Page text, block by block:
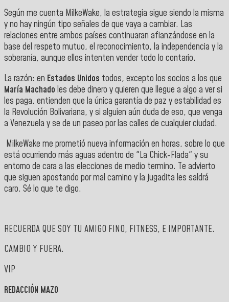
Según me cuenta MilkeWake, la estrategia sigue siendo la misma
y no hay ningún tipo señales de que vaya a cambiar. Las
relaciones entre ambos países continuaran afianzándose en la
base del respeto mutuo, el reconocimiento, la independencia y la
soberanía, aunque ellos intenten vender todo lo contario.
La razón: en Estados Unidos todos, excepto los socios a los que
María Machado les debe dinero y quieren que llegue a algo a ver si
les paga, entienden que la única garantía de paz y estabilidad es
la Revolución Bolivariana, y si alguien aún duda de eso, que venga
a Venezuela y se de un paseo por las calles de cualquier ciudad.
MilkeWake me prometió nueva información en horas, sobre lo que
está ocurriendo más aguas adentro de "La Chick-Flada" y su
entorno de cara a las elecciones de medio termino. Te advierto
que siguen apostando por mal camino y la jugadita les saldrá
caro. Sé lo que te digo.
RECUERDA QUE SOY TU AMIGO FINO, FITNESS, E IMPORTANTE.
CAMBIO Y FUERA.
VIP
REDACCIÓN MAZO